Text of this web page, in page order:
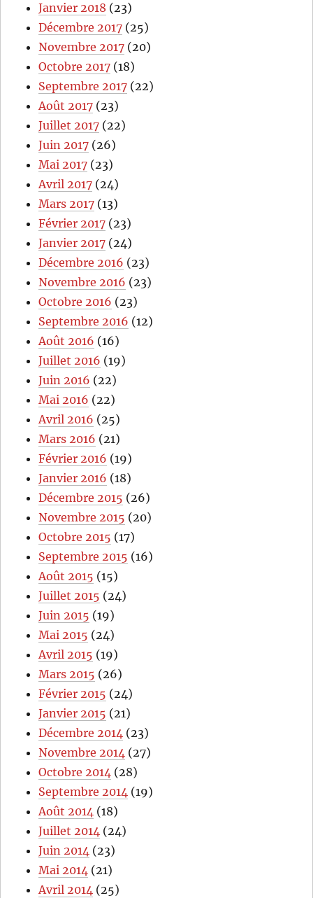
Janvier 2018 (23)
Décembre 2017 (25)
Novembre 2017 (20)
Octobre 2017 (18)
Septembre 2017 (22)
Août 2017 (23)
Juillet 2017 (22)
Juin 2017 (26)
Mai 2017 (23)
Avril 2017 (24)
Mars 2017 (13)
Février 2017 (23)
Janvier 2017 (24)
Décembre 2016 (23)
Novembre 2016 (23)
Octobre 2016 (23)
Septembre 2016 (12)
Août 2016 (16)
Juillet 2016 (19)
Juin 2016 (22)
Mai 2016 (22)
Avril 2016 (25)
Mars 2016 (21)
Février 2016 (19)
Janvier 2016 (18)
Décembre 2015 (26)
Novembre 2015 (20)
Octobre 2015 (17)
Septembre 2015 (16)
Août 2015 (15)
Juillet 2015 (24)
Juin 2015 (19)
Mai 2015 (24)
Avril 2015 (19)
Mars 2015 (26)
Février 2015 (24)
Janvier 2015 (21)
Décembre 2014 (23)
Novembre 2014 (27)
Octobre 2014 (28)
Septembre 2014 (19)
Août 2014 (18)
Juillet 2014 (24)
Juin 2014 (23)
Mai 2014 (21)
Avril 2014 (25)